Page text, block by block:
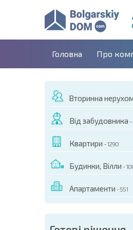
Головна Про
Вторинна
Від забудовника -
Квартири - 1290
Будинки, Вілли -
Апартаменти - 551